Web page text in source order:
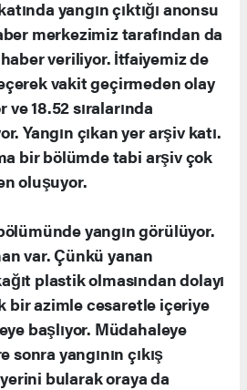
yangın çıktığı anonsu
merkezimiz tarafından da
veriliyor. İtfaiyemiz de
vakit geçirmeden olay
18.52 sıralarında
Yangın çıkan yer arşiv katı.
bir bölümde tabi arşiv çok
oluşuyor.
yangın görülüyor.
var. Çünkü yanan
plastik olmasından dolayı
bir azimle cesaretle içeriye
başlıyor. Müdahaleye
yangının çıkış
yerini bularak oraya da